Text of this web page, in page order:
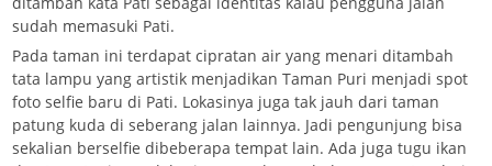
sudah memasuki Pati.
Pada taman ini terdapat cipratan air yang menari ditambah
tata lampu yang artistik menjadikan Taman Puri menjadi spot
foto selfie baru di Pati. Lokasinya juga tak jauh dari taman
patung kuda di seberang jalan lainnya. Jadi pengunjung bisa
sekalian berselfie dibeberapa tempat lain. Ada juga tugu ikan